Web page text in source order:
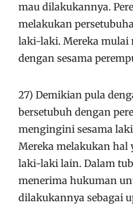
mau dilakukannya.
melakukan
laki-laki. Mereka mulai
dengan sesama
27) Demikian pula
bersetubuh dengan
mengingini sesama
Mereka melakukan hal
laki-laki lain. Dalam
menerima hukuman
dilakukannya sebagai